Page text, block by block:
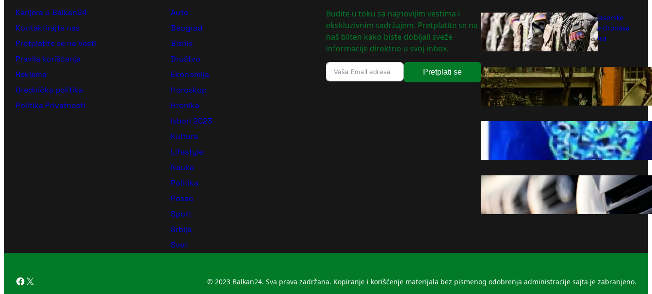
Karijera u Balkan24
Kontaktirajte nas
Pretplatite se na Vesti
Pravila korišćenja
Reklama
Urednička politika
Politika Privatnosti
Auto
Beograd
Biznis
Društvo
Ekonomija
Horoskop
Hronika
Izbori 2023
Kultura
Lifestyle
Nauka
Politika
Posao
Sport
Srbija
Svet
Budite u toku sa najnovijim vestima i
ekskluzivnim sadržajem. Pretplatite se na
naš bilten kako biste dobijali sveže
informacije direktno u svoj inbox.
Pretplati se
Vojska SAD kupuje laserske
sisteme za obaranje dronova
od 400 miliona dolara
avgust 8, 2026
Radnici čistoće spasili dobitni
tiket od milion evra
avgust 8, 2026
GRUPNA IZLOŽBA
„IDENTITETI“ U BLOK GALERIJI
: Više lica istine
avgust 8, 2026
Volkswagen sprema zaokret,
planira prvi pikap proizveden
u Americi
avgust 8, 2026
Facebook
X © 2023 Balkan24. Sva prava zadržana. Kopiranje i korišćenje materijala bez pismenog odobrenja administracije sajta je zabranjeno.